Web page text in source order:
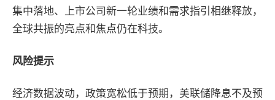
集中落地、上市公司新一轮业绩和需求指引相继释放，
全球共振的亮点和焦点仍在科技。
风险提示
经济数据波动，政策宽松低于预期，美联储降息不及预